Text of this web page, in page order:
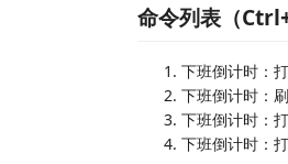
命令列表（
下班倒计时：
下班倒计时：
下班倒计时：
下班倒计时：